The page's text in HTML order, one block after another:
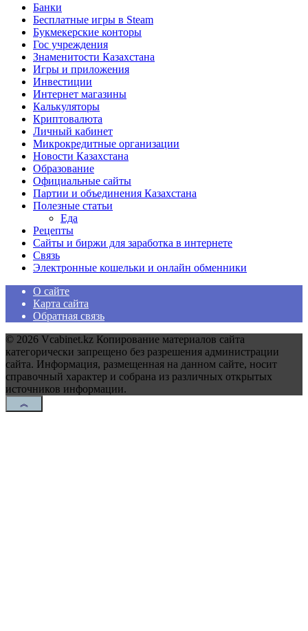
Банки
Бесплатные игры в Steam
Букмекерские конторы
Гос учреждения
Знаменитости Казахстана
Игры и приложения
Инвестиции
Интернет магазины
Калькуляторы
Криптовалюта
Личный кабинет
Микрокредитные организации
Новости Казахстана
Образование
Официальные сайты
Партии и объединения Казахстана
Полезные статьи
Еда
Рецепты
Сайты и биржи для заработка в интернете
Связь
Электронные кошельки и онлайн обменники
О сайте
Карта сайта
Обратная связь
© 2026 Vcabinet.kz Копирование материалов сайта
категорически запрещено без разрешения администрации
сайта. Информация, размещенная на данном сайте, носит
справочный характер и собрана из различных открытых
источников информации.